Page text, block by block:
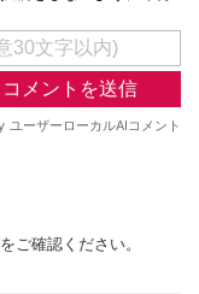
ご確認ください。